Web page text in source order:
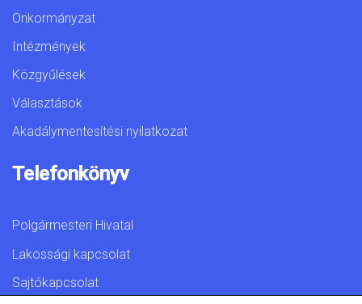
Önkormányzat
Intézmények
Közgyűlések
Választások
Akadálymentesítési nyilatkozat
Telefonkönyv
Polgármesteri Hivatal
Lakossági kapcsolat
Sajtókapcsolat